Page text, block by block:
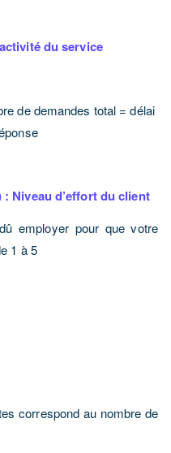
du service
de demandes total = délai
Niveau d’effort du client
employer pour que votre
1 à 5
correspond au nombre de